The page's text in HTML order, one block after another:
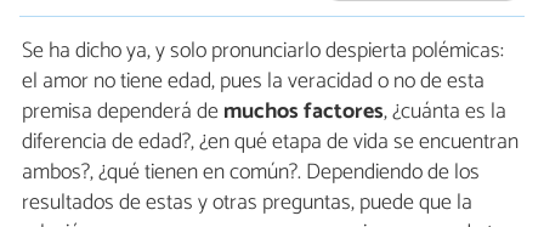
Se ha dicho ya, y solo pronunciarlo despierta polémicas:
el amor no tiene edad, pues la veracidad o no de esta
premisa dependerá demuchos factores, ¿cuánta es la
diferencia de edad?, ¿en qué etapa de vida se encuentran
ambos?, ¿qué tienen en común?. Dependiendo de los
resultados de estas y otras preguntas, puede que la